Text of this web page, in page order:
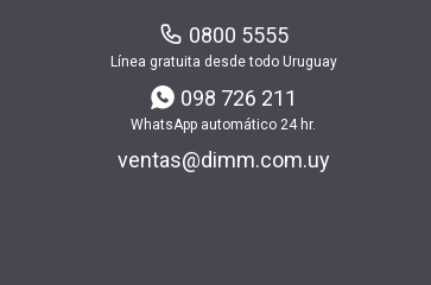
0800 5555
Línea gratuita desde todo Uruguay
098 726 211
WhatsApp automático 24 hr.
ventas@dimm.com.uy